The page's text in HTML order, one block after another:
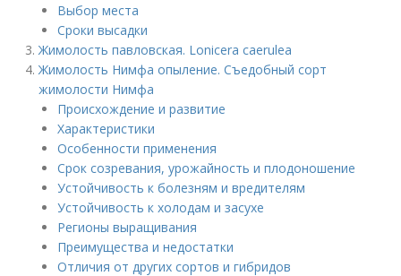
Выбор места
Сроки высадки
Жимолость павловская. Lonicera caerulea
Жимолость Нимфа опыление. Съедобный сорт
жимолости Нимфа
Происхождение и развитие
Характеристики
Особенности применения
Срок созревания, урожайность и плодоношение
Устойчивость к болезням и вредителям
Устойчивость к холодам и засухе
Регионы выращивания
Преимущества и недостатки
Отличия от других сортов и гибридов